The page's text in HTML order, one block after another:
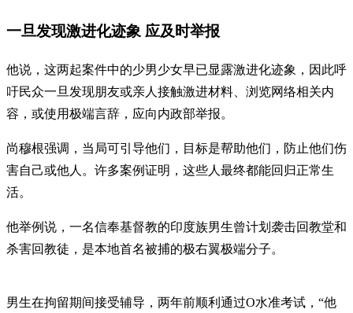
一旦发现激进化迹象 应及时举报
他说，这两起案件中的少男少女早已显露激进化迹象，因此呼
吁民众一旦发现朋友或亲人接触激进材料、浏览网络相关内
容，或使用极端言辞，应向内政部举报。
尚穆根强调，当局可引导他们，目标是帮助他们，防止他们伤
害自己或他人。许多案例证明，这些人最终都能回归正常生
活。
他举例说，一名信奉基督教的印度族男生曾计划袭击回教堂和
杀害回教徒，是本地首名被捕的极右翼极端分子。
男生在拘留期间接受辅导，两年前顺利通过O水准考试，“他